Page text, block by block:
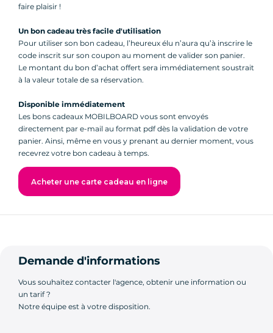
faire plaisir !
Un bon cadeau très facile d'utilisation
Pour utiliser son bon cadeau, l’heureux élu n’aura qu’à inscrire le
code inscrit sur son coupon au moment de valider son panier.
Le montant du bon d’achat offert sera immédiatement soustrait
à la valeur totale de sa réservation.
Disponible immédiatement
Les bons cadeaux MOBILBOARD vous sont envoyés
directement par e-mail au format pdf dès la validation de votre
panier. Ainsi, même en vous y prenant au dernier moment, vous
recevrez votre bon cadeau à temps.
Acheter une carte cadeau en ligne
Demande d'informations
Vous souhaitez contacter l'agence, obtenir une information ou
un tarif ?
Notre équipe est à votre disposition.